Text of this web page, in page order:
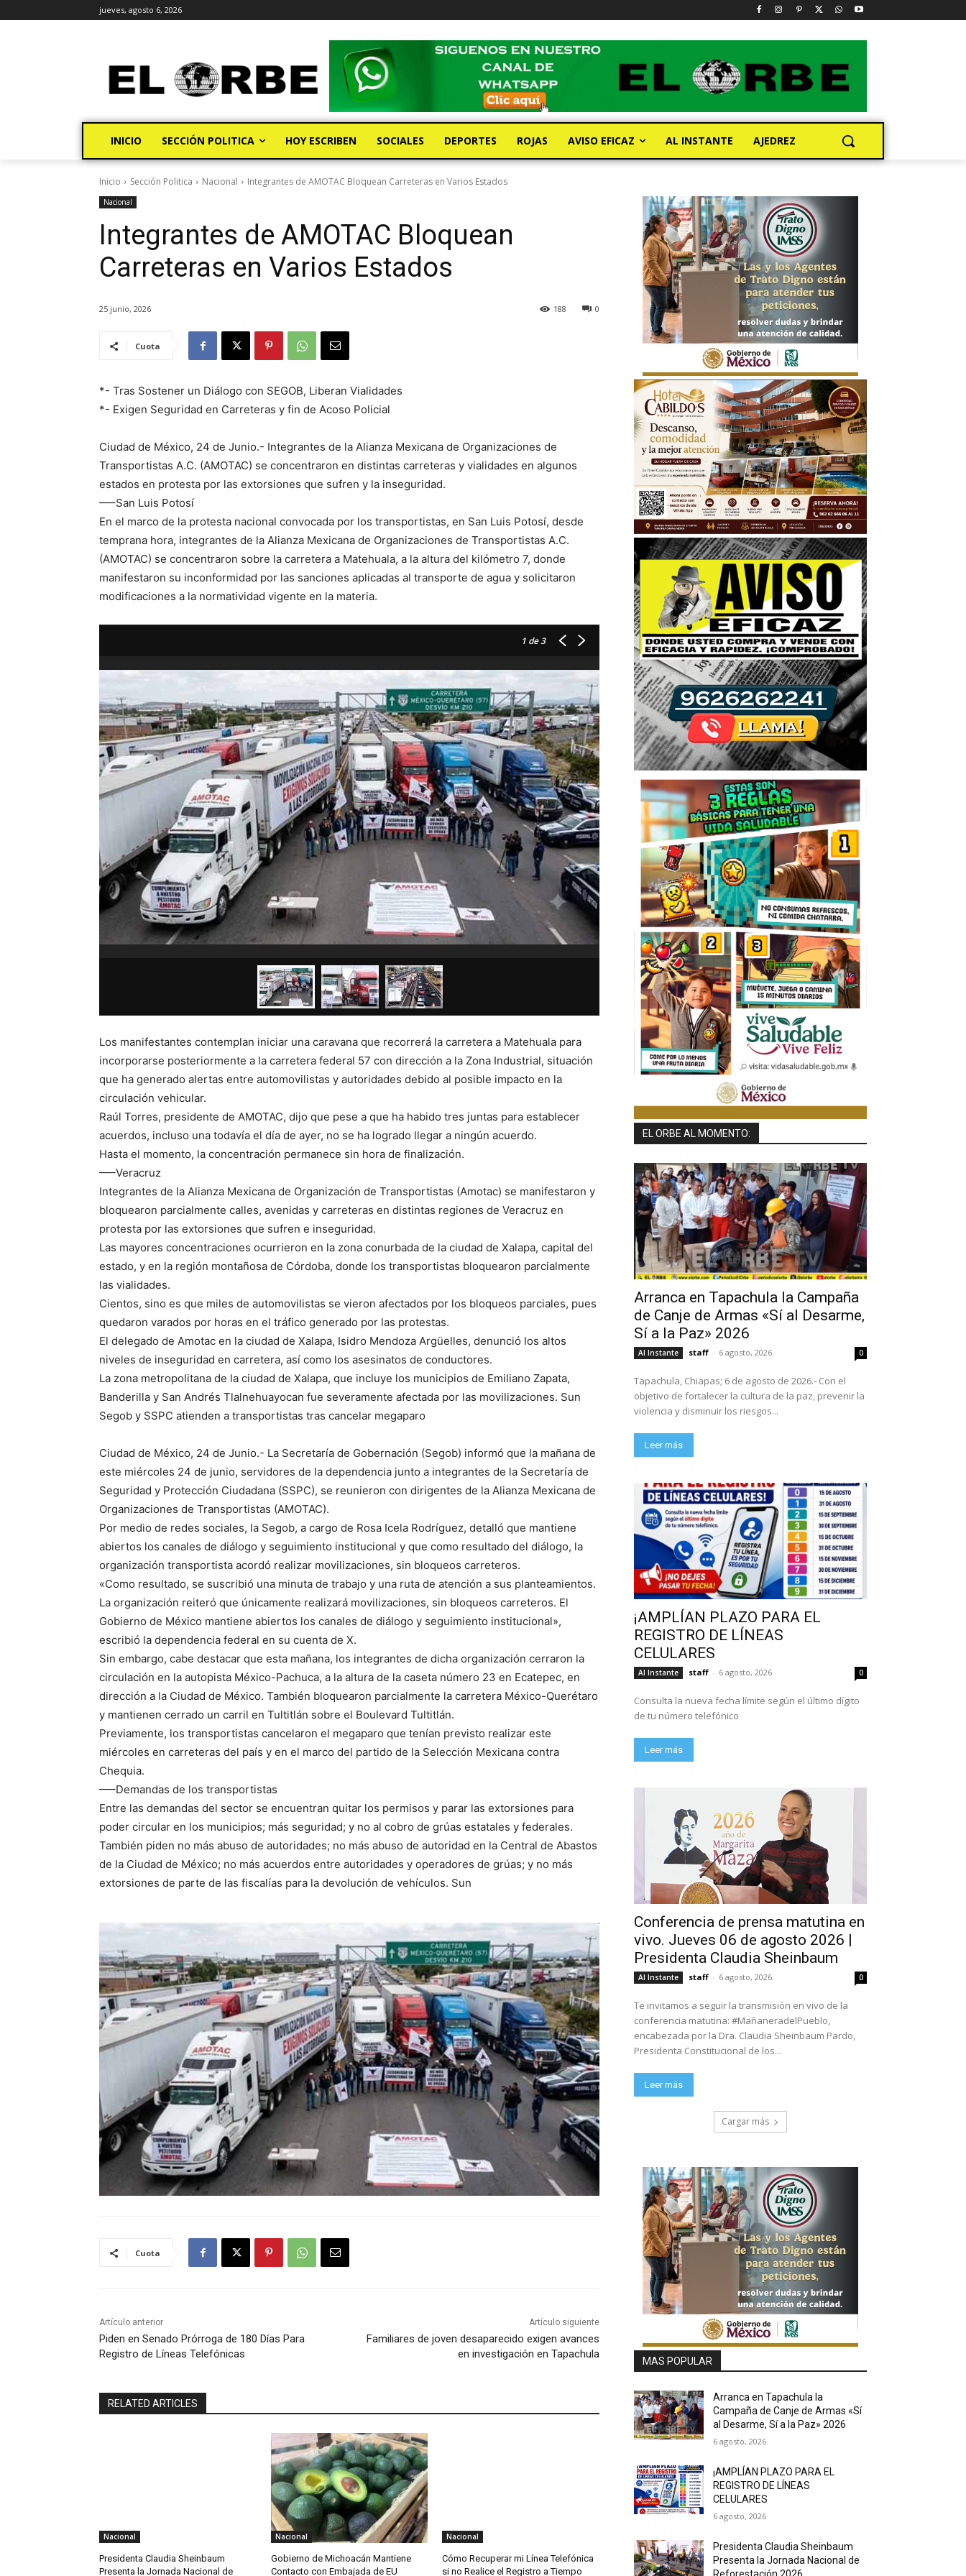
jueves, agosto 6, 2026
INICIO SECCIÓN POLITICA HOY ESCRIBEN SOCIALES DEPORTES ROJAS AVISO EFICAZ AL INSTANTE AJEDREZ
Inicio Sección Politica Nacional Integrantes de AMOTAC Bloquean Carreteras en Varios Estados
Nacional
Integrantes de AMOTAC Bloquean
Carreteras en Varios Estados
25 junio, 2026 0
188
Cuota
*- Tras Sostener un Diálogo con SEGOB, Liberan Vialidades
*- Exigen Seguridad en Carreteras y fin de Acoso Policial
Ciudad de México, 24 de Junio.- Integrantes de la Alianza Mexicana de Organizaciones de
Transportistas A.C. (AMOTAC) se concentraron en distintas carreteras y vialidades en algunos
estados en protesta por las extorsiones que sufren y la inseguridad.
—–San Luis Potosí
En el marco de la protesta nacional convocada por los transportistas, en San Luis Potosí, desde
temprana hora, integrantes de la Alianza Mexicana de Organizaciones de Transportistas A.C.
(AMOTAC) se concentraron sobre la carretera a Matehuala, a la altura del kilómetro 7, donde
manifestaron su inconformidad por las sanciones aplicadas al transporte de agua y solicitaron
modificaciones a la normatividad vigente en la materia.
1 de 3
Los manifestantes contemplan iniciar una caravana que recorrerá la carretera a Matehuala para
incorporarse posteriormente a la carretera federal 57 con dirección a la Zona Industrial, situación
que ha generado alertas entre automovilistas y autoridades debido al posible impacto en la
circulación vehicular.
Raúl Torres, presidente de AMOTAC, dijo que pese a que ha habido tres juntas para establecer
acuerdos, incluso una todavía el día de ayer, no se ha logrado llegar a ningún acuerdo.
Hasta el momento, la concentración permanece sin hora de finalización.
—–Veracruz
Integrantes de la Alianza Mexicana de Organización de Transportistas (Amotac) se manifestaron y
bloquearon parcialmente calles, avenidas y carreteras en distintas regiones de Veracruz en
protesta por las extorsiones que sufren e inseguridad.
Las mayores concentraciones ocurrieron en la zona conurbada de la ciudad de Xalapa, capital del
estado, y en la región montañosa de Córdoba, donde los transportistas bloquearon parcialmente
las vialidades.
Cientos, sino es que miles de automovilistas se vieron afectados por los bloqueos parciales, pues
quedaron varados por horas en el tráfico generado por las protestas.
El delegado de Amotac en la ciudad de Xalapa, Isidro Mendoza Argüelles, denunció los altos
niveles de inseguridad en carretera, así como los asesinatos de conductores.
La zona metropolitana de la ciudad de Xalapa, que incluye los municipios de Emiliano Zapata,
Banderilla y San Andrés Tlalnehuayocan fue severamente afectada por las movilizaciones. Sun
Segob y SSPC atienden a transportistas tras cancelar megaparo
Ciudad de México, 24 de Junio.- La Secretaría de Gobernación (Segob) informó que la mañana de
este miércoles 24 de junio, servidores de la dependencia junto a integrantes de la Secretaría de
Seguridad y Protección Ciudadana (SSPC), se reunieron con dirigentes de la Alianza Mexicana de
Organizaciones de Transportistas (AMOTAC).
Por medio de redes sociales, la Segob, a cargo de Rosa Icela Rodríguez, detalló que mantiene
abiertos los canales de diálogo y seguimiento institucional y que como resultado del diálogo, la
organización transportista acordó realizar movilizaciones, sin bloqueos carreteros.
«Como resultado, se suscribió una minuta de trabajo y una ruta de atención a sus planteamientos.
La organización reiteró que únicamente realizará movilizaciones, sin bloqueos carreteros. El
Gobierno de México mantiene abiertos los canales de diálogo y seguimiento institucional»,
escribió la dependencia federal en su cuenta de X.
Sin embargo, cabe destacar que esta mañana, los integrantes de dicha organización cerraron la
circulación en la autopista México-Pachuca, a la altura de la caseta número 23 en Ecatepec, en
dirección a la Ciudad de México. También bloquearon parcialmente la carretera México-Querétaro
y mantienen cerrado un carril en Tultitlán sobre el Boulevard Tultitlán.
Previamente, los transportistas cancelaron el megaparo que tenían previsto realizar este
miércoles en carreteras del país y en el marco del partido de la Selección Mexicana contra
Chequia.
—–Demandas de los transportistas
Entre las demandas del sector se encuentran quitar los permisos y parar las extorsiones para
poder circular en los municipios; más seguridad; y no al cobro de grúas estatales y federales.
También piden no más abuso de autoridades; no más abuso de autoridad en la Central de Abastos
de la Ciudad de México; no más acuerdos entre autoridades y operadores de grúas; y no más
extorsiones de parte de las fiscalías para la devolución de vehículos. Sun
Cuota
Artículo anterior
Piden en Senado Prórroga de 180 Días Para
Registro de Líneas Telefónicas
Artículo siguiente
Familiares de joven desaparecido exigen avances
en investigación en Tapachula
RELATED ARTICLES
Nacional
Presidenta Claudia Sheinbaum
Presenta la Jornada Nacional de
Nacional
Gobierno de Michoacán Mantiene
Contacto con Embajada de EU
Nacional
Cómo Recuperar mi Línea Telefónica
si no Realice el Registro a Tiempo
EL ORBE AL MOMENTO:
Arranca en Tapachula la Campaña
de Canje de Armas «Sí al Desarme,
Sí a la Paz» 2026
Al Instante staff - 6 agosto, 2026 0
Tapachula, Chiapas; 6 de agosto de 2026.- Con el
objetivo de fortalecer la cultura de la paz, prevenir la
violencia y disminuir los riesgos...
Leer más
¡AMPLÍAN PLAZO PARA EL
REGISTRO DE LÍNEAS
CELULARES
Al Instante staff - 6 agosto, 2026 0
Consulta la nueva fecha límite según el último dígito
de tu número telefónico
Leer más
Conferencia de prensa matutina en
vivo. Jueves 06 de agosto 2026 |
Presidenta Claudia Sheinbaum
Al Instante staff - 6 agosto, 2026 0
Te invitamos a seguir la transmisión en vivo de la
conferencia matutina: #MañaneradelPueblo,
encabezada por la Dra. Claudia Sheinbaum Pardo,
Presidenta Constitucional de los...
Leer más
Cargar más
MAS POPULAR
Arranca en Tapachula la
Campaña de Canje de Armas «Sí
al Desarme, Sí a la Paz» 2026
6 agosto, 2026
¡AMPLÍAN PLAZO PARA EL
REGISTRO DE LÍNEAS
CELULARES
6 agosto, 2026
Presidenta Claudia Sheinbaum
Presenta la Jornada Nacional de